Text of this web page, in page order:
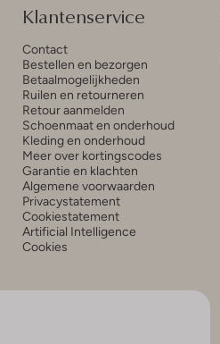
Klantenservice
Contact
Bestellen en bezorgen
Betaalmogelijkheden
Ruilen en retourneren
Retour aanmelden
Schoenmaat en onderhoud
Kleding en onderhoud
Meer over kortingscodes
Garantie en klachten
Algemene voorwaarden
Privacystatement
Cookiestatement
Artificial Intelligence
Cookies